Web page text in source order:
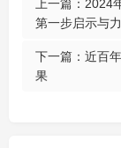
上一篇： 2024
第一步启示与
下一篇： 近百
果